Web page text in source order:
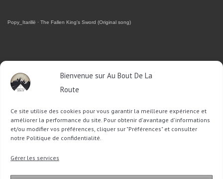
Bienvenue sur Au Bout De La
Route
Ce site utilise des cookies pour vous garantir la meilleure expérience et
améliorer la performance du site. Pour obtenir d'avantage d'informations
et/ou modifier vos préférences, cliquer sur "Préférences" et consulter
notre Politique de confidentialité.
Gérer les services
Popy_Itarillë · The Fallen King's Sword (Original song)
RETROUVEZ-MOI SUR FACEBOOK
OU SUR TWITTER
Follow @Sophie_ABDLRTweet to @Sophie_ABDLR